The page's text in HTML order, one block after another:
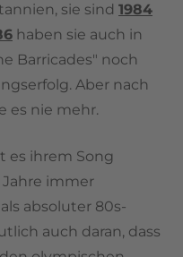
sie sind 1984
haben sie auch in
Barricades" noch
Aber nach
es nie mehr.
es ihrem Song
Jahre immer
absoluter 80s-
auch daran, dass